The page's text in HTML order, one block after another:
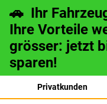
🚗 Ihr
Ihre Vorteile
grösser: jetzt
sparen!
Privatkunden